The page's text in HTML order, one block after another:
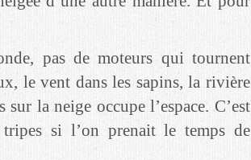
pas de moteurs qui tournent
le vent dans les sapins, la rivière
la neige occupe l’espace. C’est
tripes si l’on prenait le temps de